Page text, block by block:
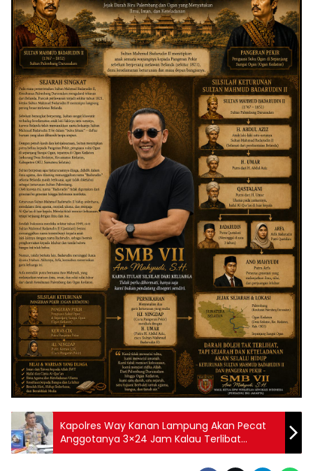
Kapolres Way Kanan Lampung Akan Pecat
Anggotanya 3×24 Jam Kalau Terlibat
Penambangan Emas Ilegal dan Perambahan
Lahan di PTPN 1 Regional 1 Bapu